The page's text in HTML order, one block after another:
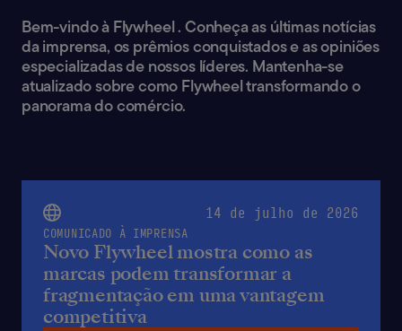
Bem-vindo à Flywheel . Conheça as últimas notícias
da imprensa, os prêmios conquistados e as opiniões
especializadas de nossos líderes. Mantenha-se
atualizado sobre como Flywheel transformando o
panorama do comércio.
14 de julho de 2026
COMUNICADO À IMPRENSA
Novo Flywheel mostra como as
marcas podem transformar a
fragmentação em uma vantagem
competitiva